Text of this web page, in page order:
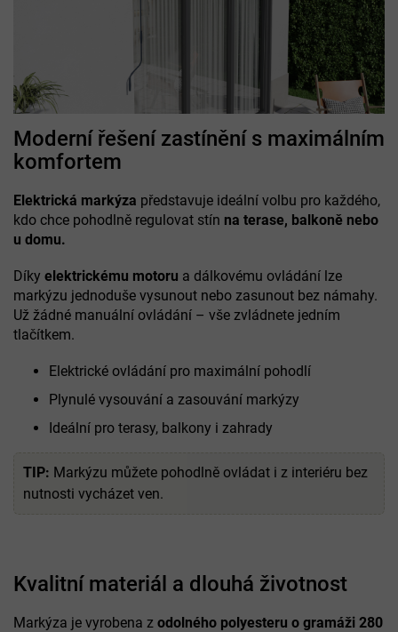
Moderní řešení zastínění s maximálním
komfortem
Elektrická markýza představuje ideální volbu pro každého,
kdo chce pohodlně regulovat stín na terase, balkoně nebo
u domu.
Díky elektrickému motoru a dálkovému ovládání lze
markýzu jednoduše vysunout nebo zasunout bez námahy.
Už žádné manuální ovládání – vše zvládnete jedním
tlačítkem.
Elektrické ovládání pro maximální pohodlí
Plynulé vysouvání a zasouvání markýzy
Ideální pro terasy, balkony i zahrady
TIP: Markýzu můžete pohodlně ovládat i z interiéru bez
nutnosti vycházet ven.
Kvalitní materiál a dlouhá životnost
Markýza je vyrobena z odolného polyesteru o gramáži 280